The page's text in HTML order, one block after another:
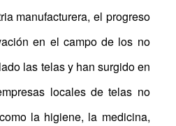
manufacturera, el progreso
en el campo de los no
las telas y han surgido en
locales de telas no
la higiene, la medicina,